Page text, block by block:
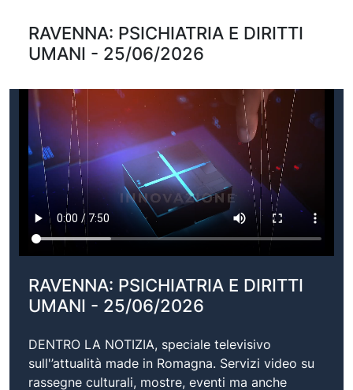
RAVENNA: PSICHIATRIA E DIRITTI
UMANI - 25/06/2026
RAVENNA: PSICHIATRIA E DIRITTI
UMANI - 25/06/2026
DENTRO LA NOTIZIA, speciale televisivo
sull'’attualità made in Romagna. Servizi video su
rassegne culturali, mostre, eventi ma anche